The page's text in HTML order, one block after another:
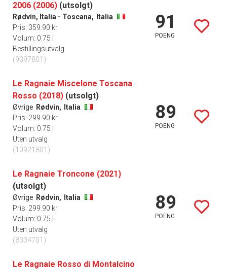
2006 (2006) (utsolgt)
Rødvin, Italia - Toscana,
Italia
Pris: 359.90 kr
Volum: 0.75 l
Bestillingsutvalg
(9397801)
91
POENG
Le Ragnaie Miscelone Toscana
Rosso (2018) (utsolgt)
Øvrige Rødvin,
Italia
Pris: 299.90 kr
Volum: 0.75 l
Uten utvalg
(10921801)
89
POENG
Le Ragnaie Troncone (2021)
(utsolgt)
Øvrige Rødvin,
Italia
Pris: 299.90 kr
Volum: 0.75 l
Uten utvalg
(8334701)
89
POENG
Le Ragnaie Rosso di Montalcino